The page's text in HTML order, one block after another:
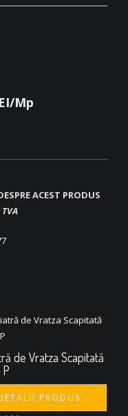
mp
ACEST PRODUS
de Vratza Scapitată
PRODUS